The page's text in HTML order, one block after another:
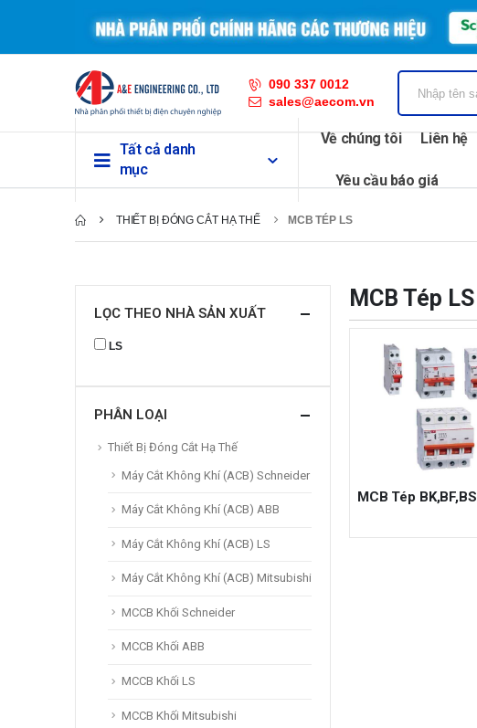
090 337 0012
sales@aecom.vn
Tất cả danh
mục
Về chúng tôi Liên hệ
Yêu cầu báo giá
THIẾT BỊ ĐÓNG CẮT HẠ THẾ MCB TÉP LS
MCB Tép LS
MCB Tép BK,BF,BS
LỌC THEO NHÀ SẢN XUẤT
LS
PHÂN LOẠI
Thiết Bị Đóng Cắt Hạ Thế
Máy Cắt Không Khí (ACB) Schneider
Máy Cắt Không Khí (ACB) ABB
Máy Cắt Không Khí (ACB) LS
Máy Cắt Không Khí (ACB) Mitsubishi
MCCB Khối Schneider
MCCB Khối ABB
MCCB Khối LS
MCCB Khối Mitsubishi